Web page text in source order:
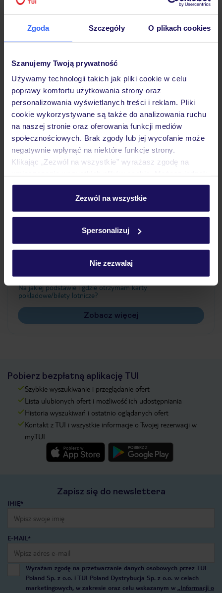
Zgoda Szczegóły O plikach cookies
Szanujemy Twoją prywatność
Używamy technologii takich jak pliki cookie w celu
poprawy komfortu użytkowania strony oraz
personalizowania wyświetlanych treści i reklam. Pliki
cookie wykorzystywane są także do analizowania ruchu
na naszej stronie oraz oferowania funkcji mediów
społecznościowych. Brak zgody lub jej wycofanie może
negatywnie wpłynąć na niektóre funkcje strony.
Klikając „Zezwól na wszystkie” wyrażasz zgodę na
personalizować swój wybór wchodząc w zakładkę
Szczegółowe informacje o plikach cookie znajdziesz
Zezwól na wszystkie
Spersonalizuj
Nie zezwalaj
Pokoje
Wyżywienie
Atrakcje
Ważne informacje
Często zadawane pytania
Jak zmienić uczestników/osobę zgłaszającą?
Czy w Hotelu będzie przedstawiciel TUI?
Na jakiej podstawie i gdzie otrzymam karty
pokładowe/bilety lotnicze?
Zobacz więcej
Pobierz bezpłatną aplikację TUI
Szybkie wyszukiwanie i przeglądanie ofert
Lista ulubionych ofert i możliwość ich udostępniania
Historia wyszukiwań i ostatnio oglądanych ofert
Kontakt z TUI i wszystkie informacje o Twojej rezerwacji w
myTUI
Zapisz się do newslettera
IMIĘ*
E-MAIL*
Wyrażam zgodę na przetwarzanie danych osobowych przez TUI
Poland Sp. z o.o. i TUI Poland Dystrybucja Sp. z o.o. w celach
marketingowych, w zakresie oraz celu wskazanym w „Informacji o